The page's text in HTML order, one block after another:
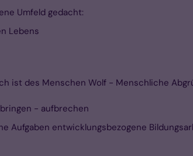
Umfeld gedacht:
Lebens
ist des Menschen Wolf - Menschliche
- aufbrechen
Aufgaben entwicklungsbezogene